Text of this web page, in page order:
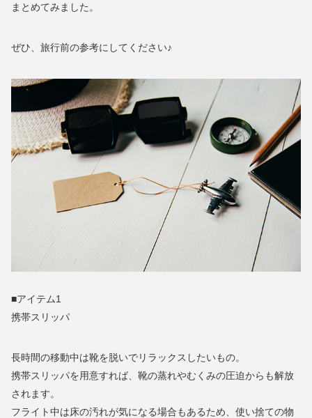
まとめてみました。
ぜひ、旅行前の参考にしてください♪
■アイテム1
携帯スリッパ
長時間の移動中は靴を脱いでリラックスしたいもの。
携帯スリッパを用意すれば、靴の蒸れやむくみの圧迫からも解放
されます。
フライト中は床の汚れが気になる場合もあるため、使い捨ての物